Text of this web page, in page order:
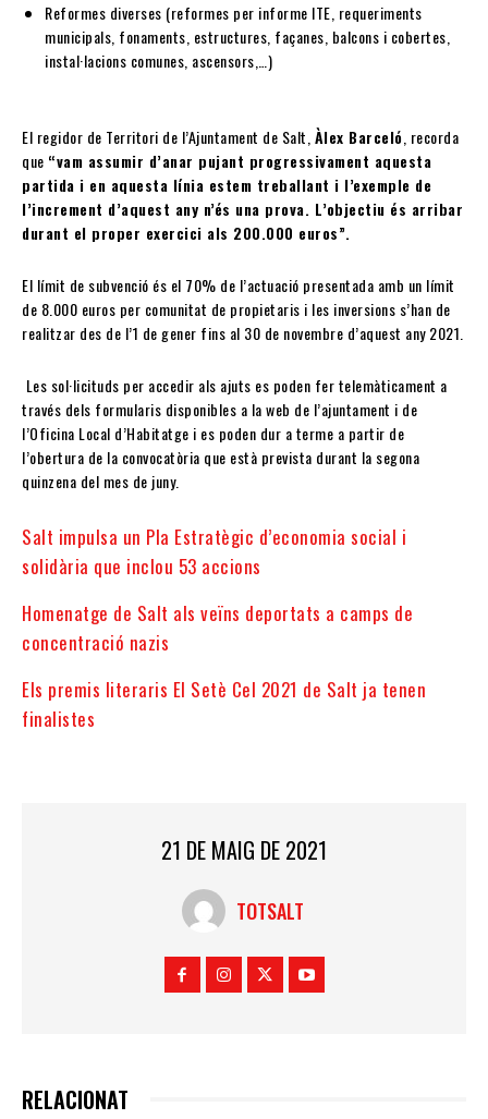
Reformes diverses (reformes per informe ITE, requeriments
municipals, fonaments, estructures, façanes, balcons i cobertes,
instal·lacions comunes, ascensors,…)
El regidor de Territori de l’Ajuntament de Salt,Àlex Barceló, recorda
que “vam assumir d’anar pujant progressivament aquesta
partida i en aquesta línia estem treballant i l’exemple de
l’increment d’aquest any n’és una prova. L’objectiu és arribar
durant el proper exercici als 200.000 euros”.
El límit de subvenció és el 70% de l’actuació presentada amb un límit
de 8.000 euros per comunitat de propietaris i les inversions s’han de
realitzar des de l’1 de gener fins al 30 de novembre d’aquest any 2021.
Les sol·licituds per accedir als ajuts es poden fer telemàticament a
través dels formularis disponibles a la web de l’ajuntament i de
l’Oficina Local d’Habitatge i es poden dur a terme a partir de
l’obertura de la convocatòria que està prevista durant la segona
quinzena del mes de juny.
Salt impulsa un Pla Estratègic d’economia social i
solidària que inclou 53 accions
Homenatge de Salt als veïns deportats a camps de
concentració nazis
Els premis literaris El Setè Cel 2021 de Salt ja tenen
finalistes
21 DE MAIG DE 2021
TOTSALT
RELACIONAT